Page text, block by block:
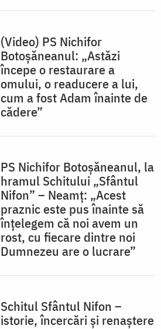
(Video) PS Nichifor
Botoșăneanul: „Astăzi
începe o restaurare a
omului, o readucere a lui,
cum a fost Adam înainte de
cădere”
PS Nichifor Botoșăneanul, la
hramul Schitului „Sfântul
Nifon” – Neamț: „Acest
praznic este pus înainte să
înțelegem că noi avem un
rost, cu fiecare dintre noi
Dumnezeu are o lucrare”
Schitul Sfântul Nifon –
istorie, încercări și renaștere